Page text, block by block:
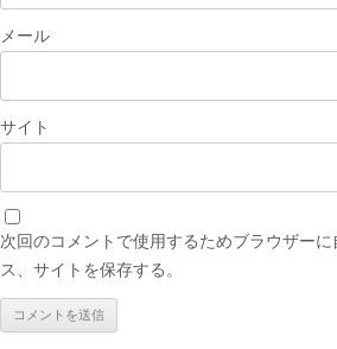
メール
サイト
次回のコメントで使用するためブラウザー
ス、サイトを保存する。